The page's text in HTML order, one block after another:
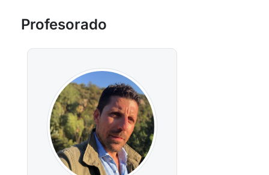
Profesorado